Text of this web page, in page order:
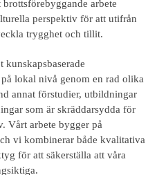
arbete
perspektiv för att utifrån
trygghet och tillit.
kunskapsbaserade
lokal nivå genom en rad olika
annat förstudier, utbildningar
som är skräddarsydda för
Vårt arbete bygger på
vi kombinerar både kvalitativa
för att säkerställa att våra